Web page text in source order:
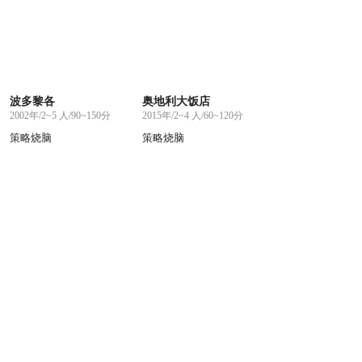
波多黎各
2002年/2~5 人/90~150分
策略烧脑
奥地利大饭店
2015年/2~4 人/60~120分
策略烧脑